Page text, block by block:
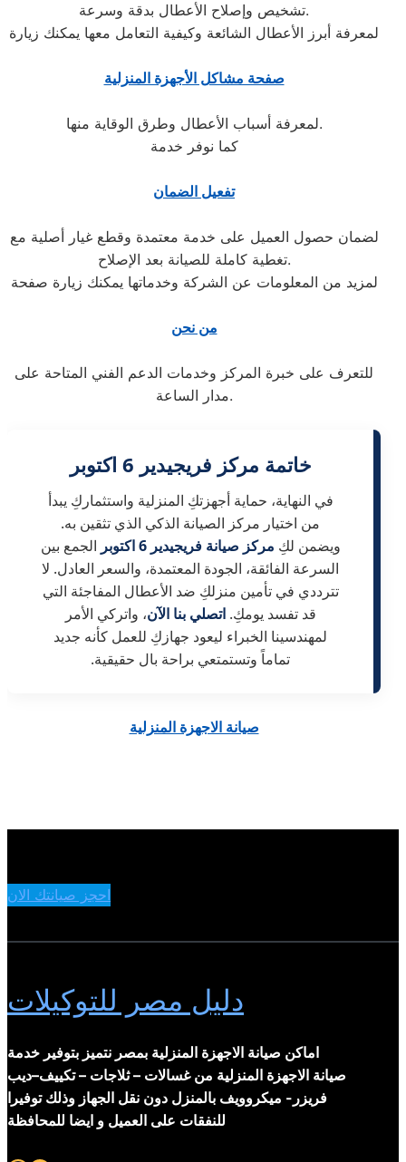
تشخيص وإصلاح الأعطال بدقة وسرعة.
لمعرفة أبرز الأعطال الشائعة وكيفية التعامل معها يمكنك زيارة
صفحة مشاكل الأجهزة المنزلية
لمعرفة أسباب الأعطال وطرق الوقاية منها.
كما نوفر خدمة
تفعيل الضمان
لضمان حصول العميل على خدمة معتمدة وقطع غيار أصلية مع
تغطية كاملة للصيانة بعد الإصلاح.
لمزيد من المعلومات عن الشركة وخدماتها يمكنك زيارة صفحة
من نحن
للتعرف على خبرة المركز وخدمات الدعم الفني المتاحة على
مدار الساعة.
خاتمة مركز فريجيدير 6 اكتوبر
في النهاية، حماية أجهزتكِ المنزلية واستثماركِ يبدأ
من اختيار مركز الصيانة الذكي الذي تثقين به.
ويضمن لكِ مركز صيانة فريجيدير 6 اكتوبر
الجمع بين
السرعة الفائقة، الجودة المعتمدة، والسعر العادل. لا
تترددي في تأمين منزلكِ ضد الأعطال المفاجئة التي
قد تفسد يومكِ.اتصلي بنا الآن، واتركي الأمر
لمهندسينا الخبراء ليعود جهازكِ للعمل كأنه جديد
تماماً وتستمتعي براحة بال حقيقية.
صيانة الاجهزة المنزلية
احجز صيانتك الان
دليل مصر للتوكيلات
اماكن صيانة الاجهزة المنزلية بمصر نتميز بتوفير خدمة
صيانة الاجهزة المنزلية من غسالات – ثلاجات – تكييف–ديب
فريزر- ميكروويف بالمنزل دون نقل الجهاز وذلك توفيرا
للنفقات على العميل و ايضا للمحافظة